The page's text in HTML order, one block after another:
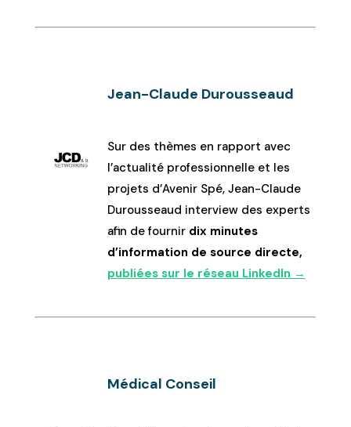
Jean-Claude Durousseaud
Sur des thèmes en rapport avec
l’actualité professionnelle et les
projets d’Avenir Spé, Jean-Claude
Durousseaud interview des experts
afin de fournir dix minutes
d’information de source directe,
publiées sur le réseau LinkedIn →
Médical Conseil